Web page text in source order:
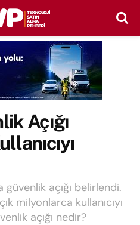
Açığı
açığı belirlendi.
milyonlarca kullanıcıyı
açığı nedir?